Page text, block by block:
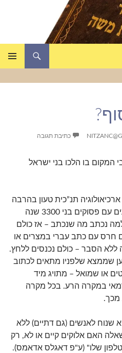
כתיבת תגובה
המקום בו הלכו בני ישראל
תנ”כית טעון בהרבה
רגשות. כל עוד אנחנו משתעשעים עם פסוקים בני 3300 שנה
נכתב מה שנכתב – אז כולם
חרס עם כתב עברי במצרים או
ללא הסבר – כולם נכנסים ללחץ.
שממצא שלפניו מתאים לכתוב
או שמואל – מתויג מיד
במקרה הרע. בכל מקרה
מכך.
שנוח לאנשים (גם דתיים) ללא
האם אלוקים קיים או לא, רק
שלו" (ע"פ דאגלס אדאמס).